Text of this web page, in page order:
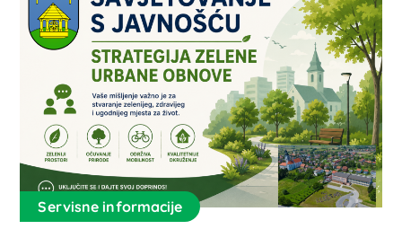
Servisne informacije